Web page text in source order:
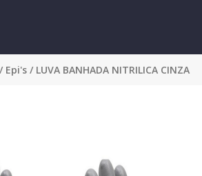
/ Epi's / LUVA BANHADA NITRILICA CINZA